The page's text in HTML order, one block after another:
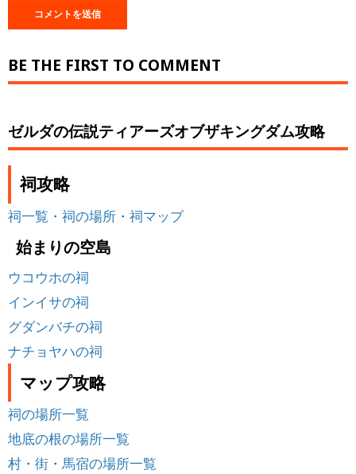
BE THE FIRST TO COMMENT
ゼルダの伝説ティアーズオブザキングダム攻略
祠攻略
祠一覧・祠の場所・祠マップ
始まりの空島
ウコウホの祠
インイサの祠
グダンバチの祠
ナチョヤハの祠
マップ攻略
祠の場所一覧
地底の根の場所一覧
村・街・馬宿の場所一覧